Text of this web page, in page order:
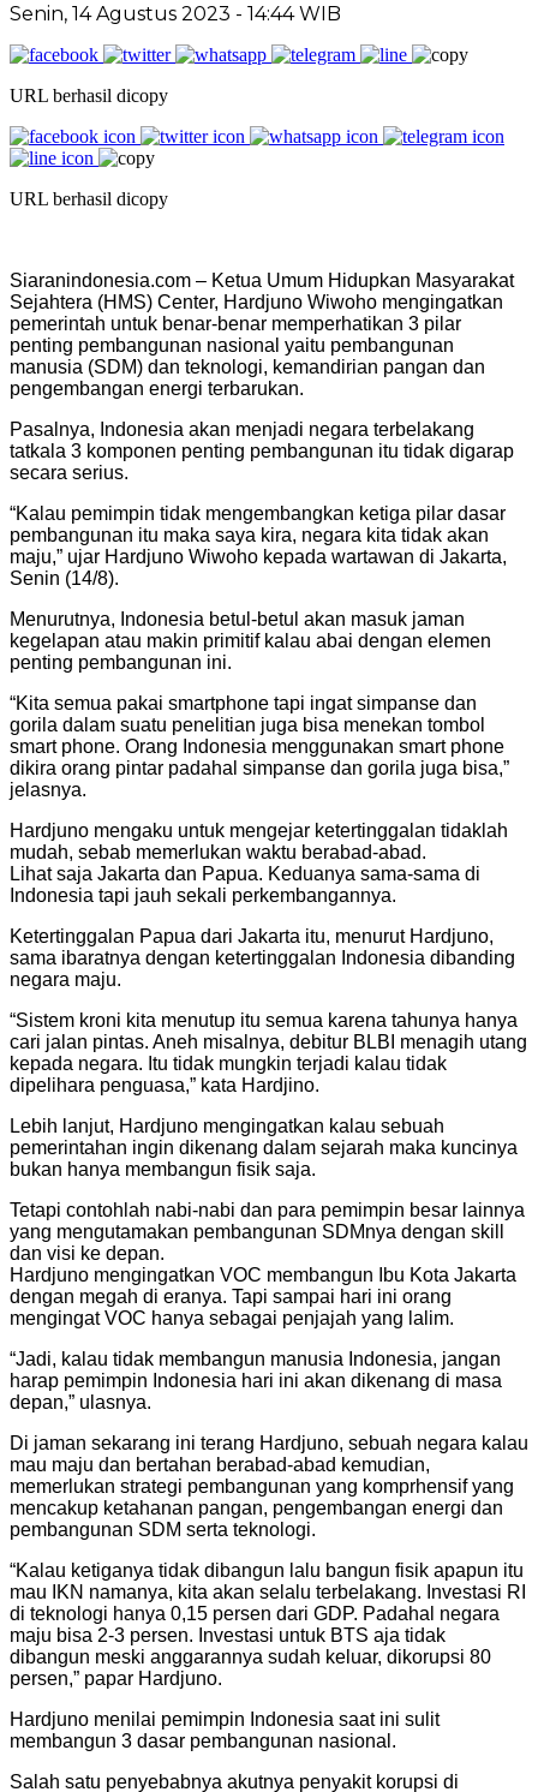
Senin, 14 Agustus 2023 - 14:44 WIB
URL berhasil dicopy
URL berhasil dicopy
Siaranindonesia.com – Ketua Umum Hidupkan Masyarakat
Sejahtera (HMS) Center, Hardjuno Wiwoho mengingatkan
pemerintah untuk benar-benar memperhatikan 3 pilar
penting pembangunan nasional yaitu pembangunan
manusia (SDM) dan teknologi, kemandirian pangan dan
pengembangan energi terbarukan.
Pasalnya, Indonesia akan menjadi negara terbelakang
tatkala 3 komponen penting pembangunan itu tidak digarap
secara serius.
“Kalau pemimpin tidak mengembangkan ketiga pilar dasar
pembangunan itu maka saya kira, negara kita tidak akan
maju,” ujar Hardjuno Wiwoho kepada wartawan di Jakarta,
Senin (14/8).
Menurutnya, Indonesia betul-betul akan masuk jaman
kegelapan atau makin primitif kalau abai dengan elemen
penting pembangunan ini.
“Kita semua pakai smartphone tapi ingat simpanse dan
gorila dalam suatu penelitian juga bisa menekan tombol
smart phone. Orang Indonesia menggunakan smart phone
dikira orang pintar padahal simpanse dan gorila juga bisa,”
jelasnya.
Hardjuno mengaku untuk mengejar ketertinggalan tidaklah
mudah, sebab memerlukan waktu berabad-abad.
Lihat saja Jakarta dan Papua. Keduanya sama-sama di
Indonesia tapi jauh sekali perkembangannya.
Ketertinggalan Papua dari Jakarta itu, menurut Hardjuno,
sama ibaratnya dengan ketertinggalan Indonesia dibanding
negara maju.
“Sistem kroni kita menutup itu semua karena tahunya hanya
cari jalan pintas. Aneh misalnya, debitur BLBI menagih utang
kepada negara. Itu tidak mungkin terjadi kalau tidak
dipelihara penguasa,” kata Hardjino.
Lebih lanjut, Hardjuno mengingatkan kalau sebuah
pemerintahan ingin dikenang dalam sejarah maka kuncinya
bukan hanya membangun fisik saja.
Tetapi contohlah nabi-nabi dan para pemimpin besar lainnya
yang mengutamakan pembangunan SDMnya dengan skill
dan visi ke depan.
Hardjuno mengingatkan VOC membangun Ibu Kota Jakarta
dengan megah di eranya. Tapi sampai hari ini orang
mengingat VOC hanya sebagai penjajah yang lalim.
“Jadi, kalau tidak membangun manusia Indonesia, jangan
harap pemimpin Indonesia hari ini akan dikenang di masa
depan,” ulasnya.
Di jaman sekarang ini terang Hardjuno, sebuah negara kalau
mau maju dan bertahan berabad-abad kemudian,
memerlukan strategi pembangunan yang komprhensif yang
mencakup ketahanan pangan, pengembangan energi dan
pembangunan SDM serta teknologi.
“Kalau ketiganya tidak dibangun lalu bangun fisik apapun itu
mau IKN namanya, kita akan selalu terbelakang. Investasi RI
di teknologi hanya 0,15 persen dari GDP. Padahal negara
maju bisa 2-3 persen. Investasi untuk BTS aja tidak
dibangun meski anggarannya sudah keluar, dikorupsi 80
persen,” papar Hardjuno.
Hardjuno menilai pemimpin Indonesia saat ini sulit
membangun 3 dasar pembangunan nasional.
Salah satu penyebabnya akutnya penyakit korupsi di